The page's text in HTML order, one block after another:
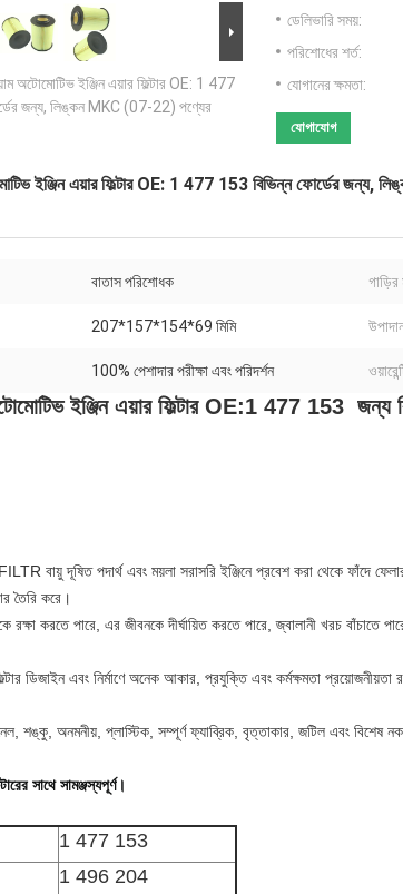
অটোমোটিভ ইঞ্জিন এয়ার ফিল্টার OE: 1 477
জন্য, লিঙ্কন MKC (07-22) পণ্যের
ডেলিভারি সময়:
পরিশোধের শর্ত:
যোগানের ক্ষমতা:
যোগাযোগ
ইঞ্জিন এয়ার ফিল্টার OE: 1 477 153 বিভিন্ন ফোর্ডের জন্য,
বাতাস পরিশোধক
207*157*154*69 মিমি
100% পেশাদার পরীক্ষা এবং পরিদর্শন
ইঞ্জিন এয়ার ফিল্টার OE:1 477 153 জন্য
বায়ু দূষিত পদার্থ এবং ময়লা সরাসরি ইঞ্জিনে প্রবেশ করা থেকে ফাঁদে
তৈরি করে।
রক্ষা করতে পারে, এর জীবনকে দীর্ঘায়িত করতে পারে, জ্বালানী খরচ বাঁচাতে
ডিজাইন এবং নির্মাণে অনেক আকার, প্রযুক্তি এবং কর্মক্ষমতা প্রয়োজনীয়তা
শঙ্কু, অনমনীয়, প্লাস্টিক, সম্পূর্ণ ফ্যাব্রিক, বৃত্তাকার, জটিল এবং বিশেষ
সাথে সামঞ্জস্যপূর্ণ।
1 477 153
1 496 204